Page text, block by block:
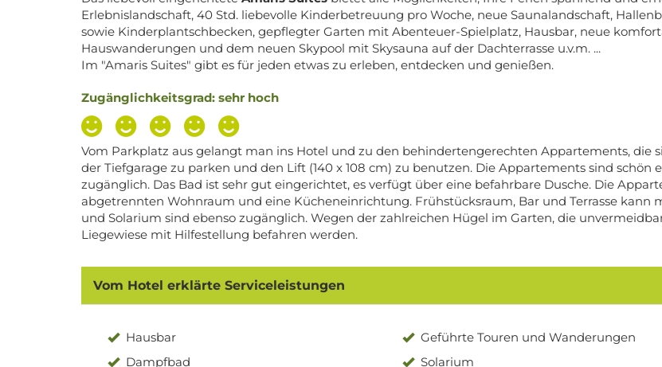
Erlebnislandschaft, 40 Std. liebevolle Kinderbetreuung pro Woche, neue Saunalandschaft,
sowie Kinderplantschbecken, gepflegter Garten mit Abenteuer-Spielplatz, Hausbar, neue
Hauswanderungen und dem neuen Skypool mit Skysauna auf der Dachterrasse u.v.m. ...
Im "Amaris Suites" gibt es für jeden etwas zu erleben, entdecken und genießen.
Zugänglichkeitsgrad: sehr hoch
Vom Parkplatz aus gelangt man ins Hotel und zu den behindertengerechten Appartements, die
der Tiefgarage zu parken und den Lift (140 x 108 cm) zu benutzen. Die Appartements sind schön
zugänglich. Das Bad ist sehr gut eingerichtet, es verfügt über eine befahrbare Dusche. Die
abgetrennten Wohnraum und eine Kücheneinrichtung. Frühstücksraum, Bar und Terrasse kann
und Solarium sind ebenso zugänglich. Wegen der zahlreichen Hügel im Garten, die
Liegewiese mit Hilfestellung befahren werden.
Vom Hotel erklärte Serviceleistungen
Hausbar Geführte Touren und Wanderungen
Dampfbad
Solarium